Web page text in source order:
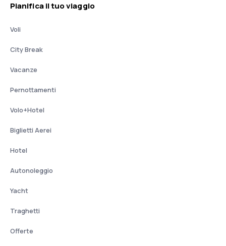
Pianifica il tuo viaggio
Voli
City Break
Vacanze
Pernottamenti
Volo+Hotel
Biglietti Aerei
Hotel
Autonoleggio
Yacht
Traghetti
Offerte